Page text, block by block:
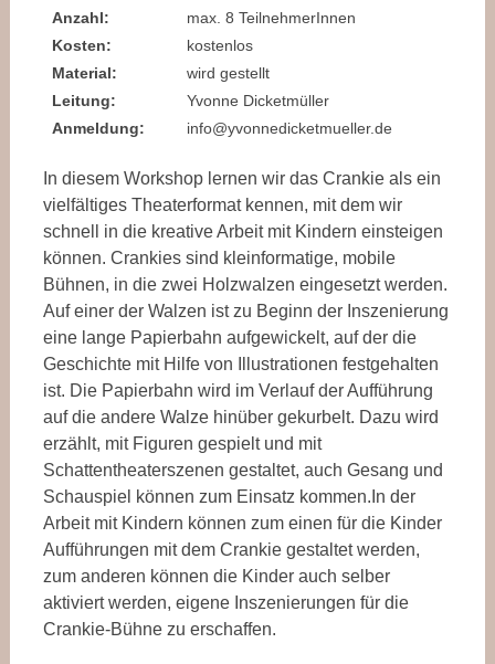
Anzahl:
max. 8 TeilnehmerInnen
Kosten:
kostenlos
Material:
wird gestellt
Leitung:
Yvonne Dicketmüller
Anmeldung:
info@yvonnedicketmueller.de
In diesem Workshop lernen wir das Crankie als ein
vielfältiges Theaterformat kennen, mit dem wir
schnell in die kreative Arbeit mit Kindern einsteigen
können. Crankies sind kleinformatige, mobile
Bühnen, in die zwei Holzwalzen eingesetzt werden.
Auf einer der Walzen ist zu Beginn der Inszenierung
eine lange Papierbahn aufgewickelt, auf der die
Geschichte mit Hilfe von Illustrationen festgehalten
ist. Die Papierbahn wird im Verlauf der Aufführung
auf die andere Walze hinüber gekurbelt. Dazu wird
erzählt, mit Figuren gespielt und mit
Schattentheaterszenen gestaltet, auch Gesang und
Schauspiel können zum Einsatz kommen.In der
Arbeit mit Kindern können zum einen für die Kinder
Aufführungen mit dem Crankie gestaltet werden,
zum anderen können die Kinder auch selber
aktiviert werden, eigene Inszenierungen für die
Crankie-Bühne zu erschaffen.